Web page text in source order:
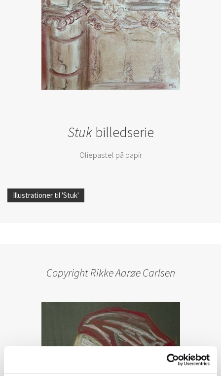
Stukbilledserie
Oliepastel på papir
Illustrationer til 'Stuk'
Copyright Rikke Aarøe Carlsen